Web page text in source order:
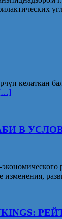
келаткан
В
изменения,